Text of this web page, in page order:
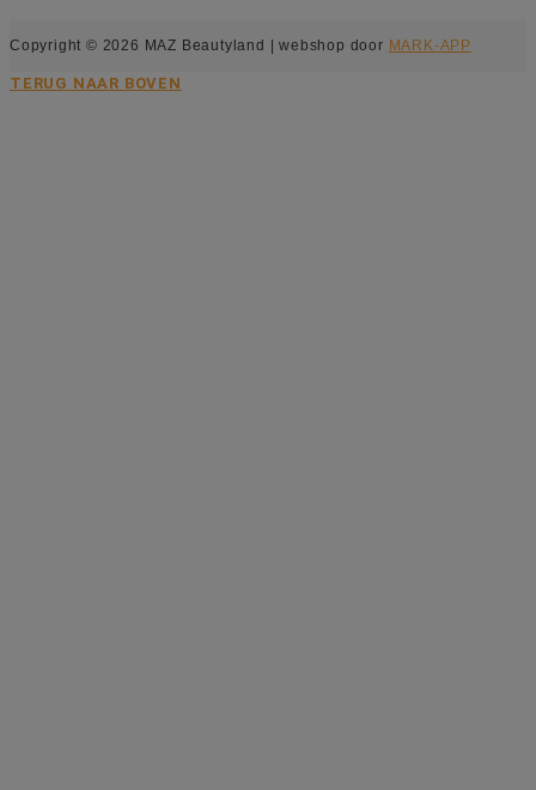
Copyright © 2026 MAZ Beautyland | webshop door MARK-APP
TERUG NAAR BOVEN